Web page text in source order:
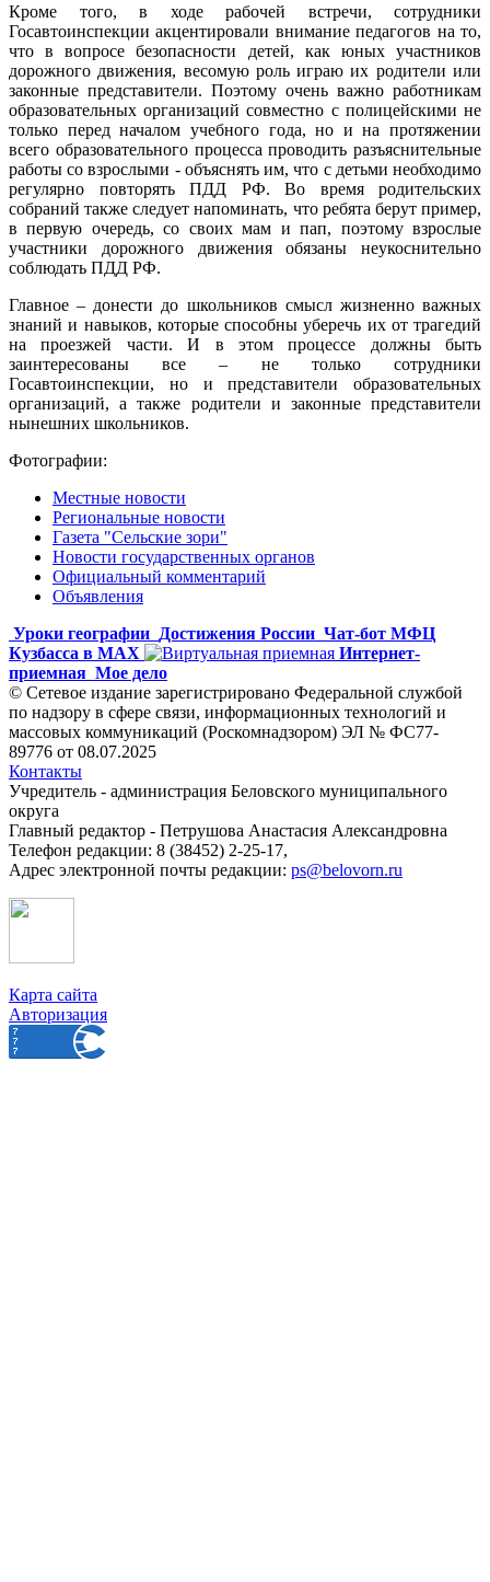
Кроме того, в ходе рабочей встречи, сотрудники
Госавтоинспекции акцентировали внимание педагогов на то,
что в вопросе безопасности детей, как юных участников
дорожного движения, весомую роль играю их родители или
законные представители. Поэтому очень важно работникам
образовательных организаций совместно с полицейскими не
только перед началом учебного года, но и на протяжении
всего образовательного процесса проводить разъяснительные
работы со взрослыми - объяснять им, что с детьми необходимо
регулярно повторять ПДД РФ. Во время родительских
собраний также следует напоминать, что ребята берут пример,
в первую очередь, со своих мам и пап, поэтому взрослые
участники дорожного движения обязаны неукоснительно
соблюдать ПДД РФ.
Главное – донести до школьников смысл жизненно важных
знаний и навыков, которые способны уберечь их от трагедий
на проезжей части. И в этом процессе должны быть
заинтересованы все – не только сотрудники
Госавтоинспекции, но и представители образовательных
организаций, а также родители и законные представители
нынешних школьников.
Фотографии:
Местные новости
Региональные новости
Газета "Сельские зори"
Новости государственных органов
Официальный комментарий
Объявления
Уроки географии Достижения России Чат-бот МФЦ
Кузбасса в MAX
Интернет-
приемная Мое дело
© Сетевое издание зарегистрировано Федеральной службой
по надзору в сфере связи, информационных технологий и
массовых коммуникаций (Роскомнадзором) ЭЛ № ФС77-
89776 от 08.07.2025
Контакты
Учредитель - администрация Беловского муниципального
округа
Главный редактор - Петрушова Анастасия Александровна
Телефон редакции: 8 (38452) 2-25-17,
Адрес электронной почты редакции: ps@belovorn.ru
Карта сайта
Авторизация